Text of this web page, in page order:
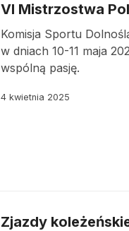
VI Mistrzostwa
Komisja Sportu
w dniach 10-11 maja
wspólną pasję.
4 kwietnia 2025
Zjazdy